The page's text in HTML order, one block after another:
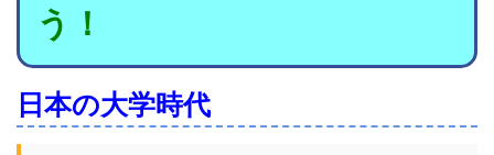
う！
日本の大学時代